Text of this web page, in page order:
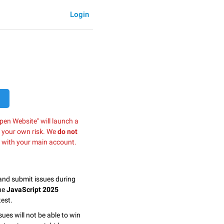
Login
Website" will launch a
own risk. Wedo not
your main account.
submit issues during
JavaScript 2025
will not be able to win